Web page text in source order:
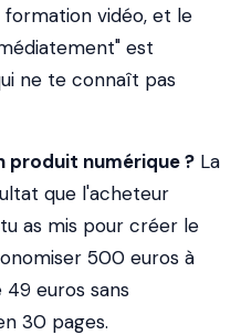
vidéo, et le
est
ne te connaît pas
produit numérique ? La
que l'acheteur
as mis pour créer le
500 euros à
euros sans
30 pages.